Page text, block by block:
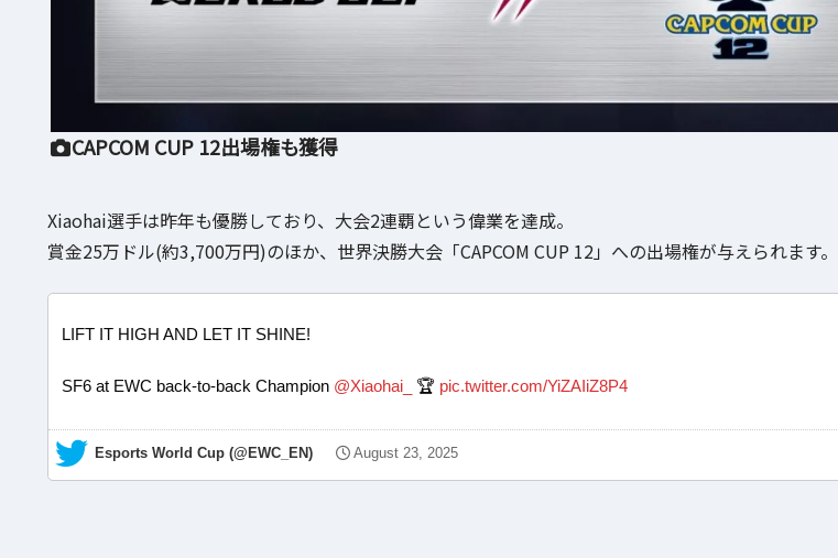
CAPCOM CUP 12出場権も獲得
Xiaohai選手は昨年も優勝しており、大会2連覇という偉業を達成。
賞金25万ドル(約3,700万円)のほか、世界決勝大会「CAPCOM CUP 12」への出場権が与えられます。
LIFT IT HIGH AND LET IT SHINE!
SF6 at EWC back-to-back Champion @Xiaohai_ 🏆 pic.twitter.com/YiZAIiZ8P4
— Esports World Cup (@EWC_EN) August 23, 2025